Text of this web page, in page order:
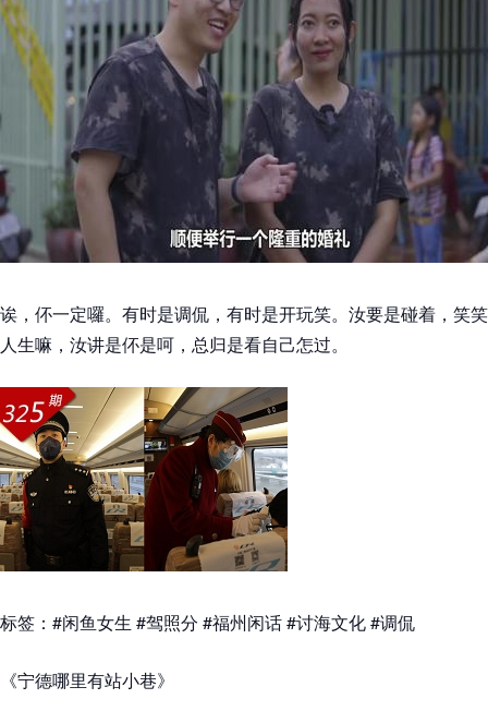
诶，伓一定囉。有时是调侃，有时是开玩笑。汝要是碰着，笑
人生嘛，汝讲是伓是呵，总归是看自己怎过。
标签：#闲鱼女生 #驾照分 #福州闲话 #讨海文化 #调侃
《宁德哪里有站小巷》